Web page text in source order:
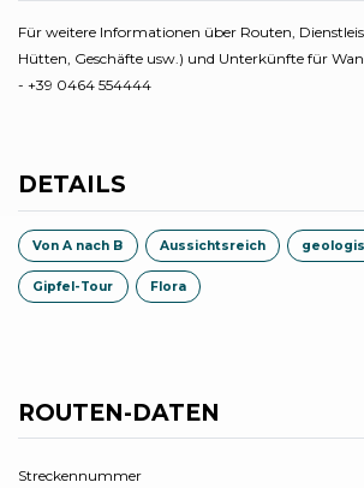
Für weitere Informationen über Routen,
Hütten, Geschäfte usw.) und Unterkünfte für
- +39 0464 554444
DETAILS
Von A nach B Aussichtsreich
Gipfel-Tour Flora
ROUTEN-DATEN
Streckennummer